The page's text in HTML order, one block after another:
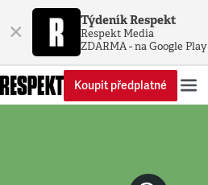
× Týdeník Respekt
Respekt Media
ZDARMA - na Google Play
Koupit předplatné